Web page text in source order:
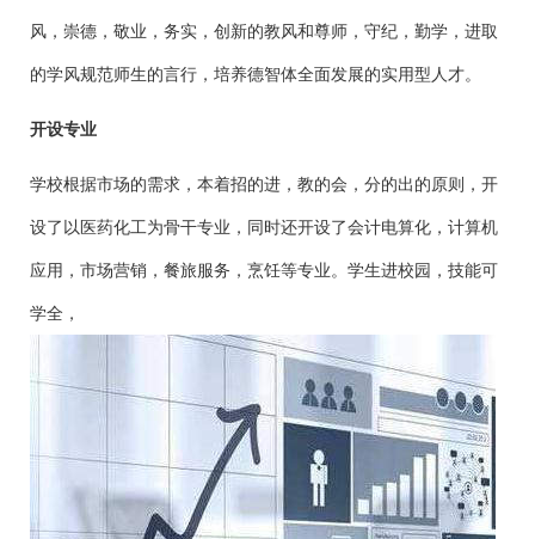
风，崇德，敬业，务实，创新的教风和尊师，守纪，勤学，进取
的学风规范师生的言行，培养德智体全面发展的实用型人才。
开设专业
学校根据市场的需求，本着招的进，教的会，分的出的原则，开
设了以医药化工为骨干专业，同时还开设了会计电算化，计算机
应用，市场营销，餐旅服务，烹饪等专业。学生进校园，技能可
学全，